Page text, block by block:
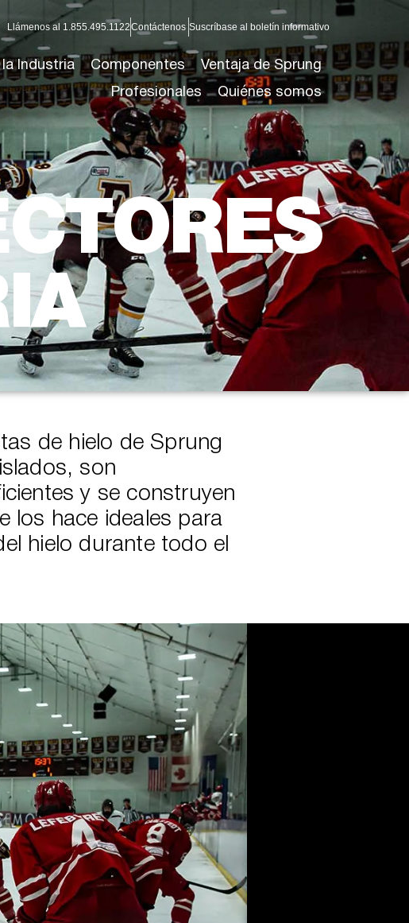
Llámenos al 1.855.495.1122Contáctenos Suscríbase al boletín informativo
Industria Componentes
Ventaja de Sprung
Profesionales
Quiénes somos
de hielo de Sprung
son
y se construyen
los hace ideales para
hielo durante todo el